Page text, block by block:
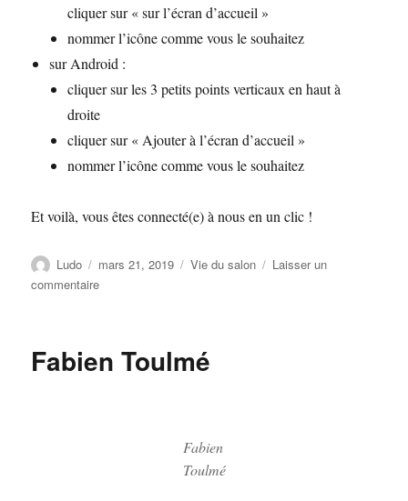
cliquer sur « sur l’écran d’accueil »
nommer l’icône comme vous le souhaitez
sur Android :
cliquer sur les 3 petits points verticaux en haut à
droite
cliquer sur « Ajouter à l’écran d’accueil »
nommer l’icône comme vous le souhaitez
Et voilà, vous êtes connecté(e) à nous en un clic !
Ludo mars 21, 2019 Vie du salon
Laisser un
commentaire
Fabien Toulmé
Fabien
Toulmé